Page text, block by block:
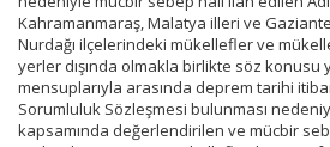
Kahramanmaraş, Malatya illeri ve
Nurdağı ilçelerindeki mükellefler ve
yerler dışında olmakla birlikte söz
mensuplarıyla arasında deprem tarihi
Sorumluluk Sözleşmesi bulunması
kapsamında değerlendirilen ve mücbir